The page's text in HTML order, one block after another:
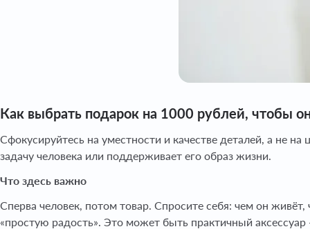
Как выбрать подарок на 1000 рублей, чтобы
Сфокусируйтесь на уместности и качестве деталей, а не
задачу человека или поддерживает его образ жизни.
Что здесь важно
Сперва человек, потом товар. Спросите себя: чем он
«простую радость». Это может быть практичный